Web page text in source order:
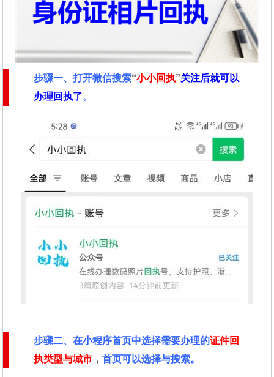
步骤一、打开微信搜索“小小回执”关注后就可以
办理回执了。
步骤二、在小程序首页中选择需要办理的证件回
执类型与城市 ，首页可以选择与搜索。